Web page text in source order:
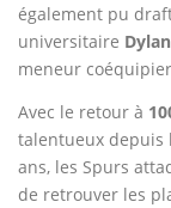
également pu
universitaire
meneur
Avec le retour à
talentueux depuis
ans, les Spurs
de retrouver les